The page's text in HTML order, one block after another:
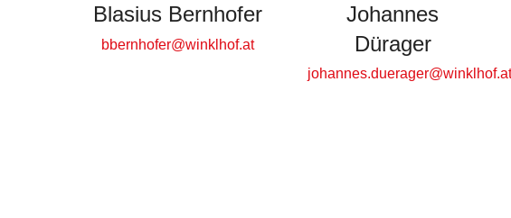
Blasius Bernhofer
bbernhofer@winklhof.at
Johannes
Dürager
johannes.duerager@winklhof.at